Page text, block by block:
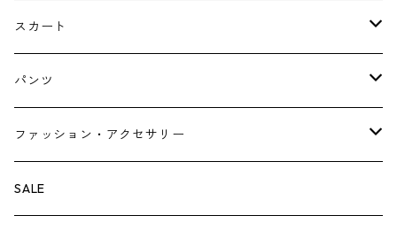
Tシャツ・スウェット・パーカー
ニット・カーディガン
ベスト・ジレ
キャミソールワンピース
ジャンパースカート
スカート
ペチスカート
パンツ
レギンス
ペチパンツ
ファッション・アクセサリー
バック
SALE